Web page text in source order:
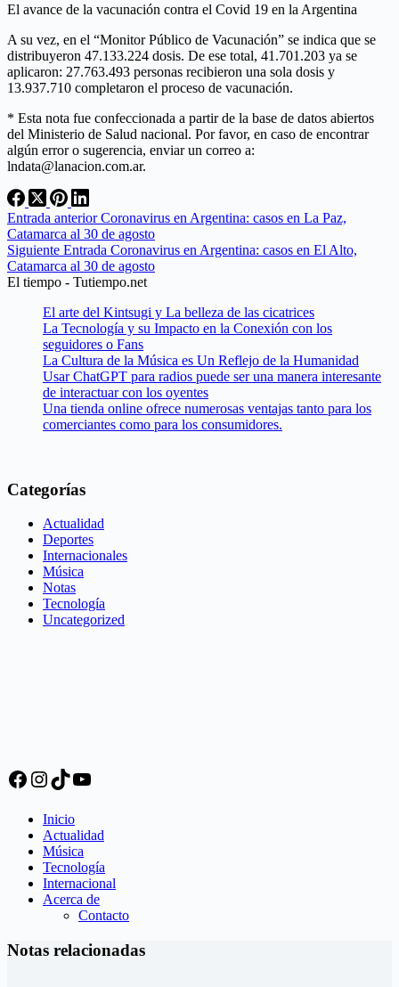
El avance de la vacunación contra el Covid 19 en la Argentina
A su vez, en el “Monitor Público de Vacunación” se indica que se
distribuyeron 47.133.224 dosis. De ese total, 41.701.203 ya se
aplicaron: 27.763.493 personas recibieron una sola dosis y
13.937.710 completaron el proceso de vacunación.
* Esta nota fue confeccionada a partir de la base de datos abiertos
del Ministerio de Salud nacional. Por favor, en caso de encontrar
algún error o sugerencia, enviar un correo a:
lndata@lanacion.com.ar.
Entrada anteriorCoronavirus en Argentina: casos en La Paz,
Catamarca al 30 de agosto
Siguiente Entrada Coronavirus en Argentina: casos en El Alto,
Catamarca al 30 de agosto
El tiempo - Tutiempo.net
El arte del Kintsugi y La belleza de las cicatrices
La Tecnología y su Impacto en la Conexión con los
seguidores o Fans
La Cultura de la Música es Un Reflejo de la Humanidad
Usar ChatGPT para radios puede ser una manera interesante
de interactuar con los oyentes
Una tienda online ofrece numerosas ventajas tanto para los
comerciantes como para los consumidores.
Categorías
Actualidad
Deportes
Internacionales
Música
Notas
Tecnología
Uncategorized
Facebook
Instagram
TikTok
YouTube
Inicio
Actualidad
Música
Tecnología
Internacional
Acerca de
Contacto
Notas relacionadas